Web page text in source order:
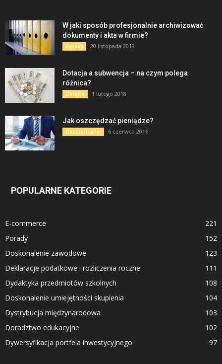
W jaki sposób profesjonalnie archiwizować
dokumenty i akta w firmie?
Porady 20 listopada 2019
Dotacja a subwencja – na czym polega
różnica?
Dotacje 1 lutego 2018
Jak oszczędzać pieniądze?
Oszczędzanie 6 czerwca 2016
POPULARNE KATEGORIE
E-commerce
221
Porady
152
Doskonalenie zawodowe
123
Deklaracje podatkowe i rozliczenia roczne
111
Dydaktyka przedmiotów szkolnych
108
Doskonalenie umiejętności skupienia
104
Dystrybucja międzynarodowa
103
Doradztwo edukacyjne
102
Dywersyfikacja portfela inwestycyjnego
97